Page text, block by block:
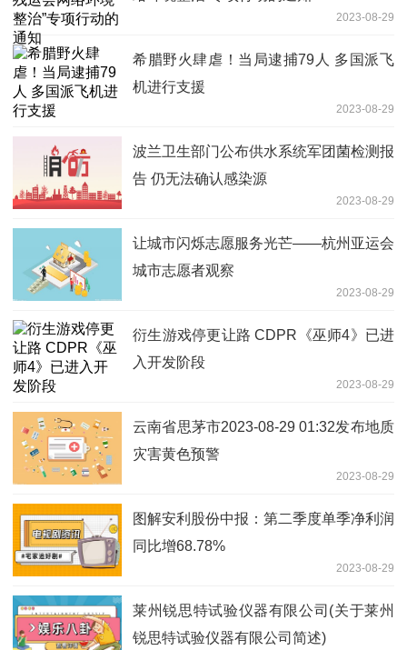
2023-08-29
希腊野火肆虐！当局逮捕79人 多国派飞
机进行支援
2023-08-29
波兰卫生部门公布供水系统军团菌检测报
告 仍无法确认感染源
2023-08-29
让城市闪烁志愿服务光芒——杭州亚运会
城市志愿者观察
2023-08-29
衍生游戏停更让路 CDPR《巫师4》已进
入开发阶段
2023-08-29
云南省思茅市2023-08-29 01:32发布地质
灾害黄色预警
2023-08-29
图解安利股份中报：第二季度单季净利润
同比增68.78%
2023-08-29
莱州锐思特试验仪器有限公司(关于莱州
锐思特试验仪器有限公司简述)